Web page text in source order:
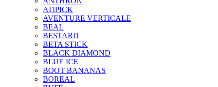
ATIPICK
AVENTURE VERTICALE
BEAL
BESTARD
BETA STICK
BLACK DIAMOND
BLUE ICE
BOOT BANANAS
BOREAL